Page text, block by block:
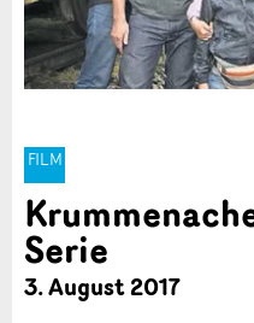
FILM
Serie
3. August 2017